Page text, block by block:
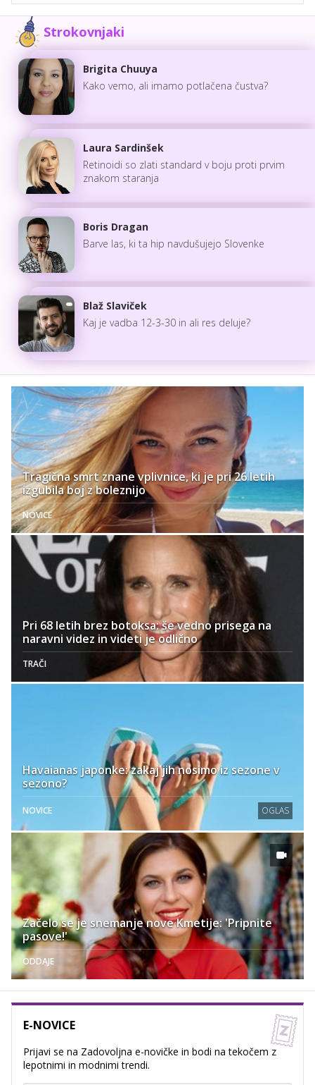
Strokovnjaki
Brigita Chuuya
Kako vemo, ali imamo potlačena čustva?
Laura Sardinšek
Retinoidi so zlati standard v boju proti prvim
znakom staranja
Boris Dragan
Barve las, ki ta hip navdušujejo Slovenke
Blaž Slaviček
Kaj je vadba 12-3-30 in ali res deluje?
Tragična smrt znane vplivnice, ki je pri 26 letih
izgubila boj z boleznijo
NOVICE
Pri 68 letih brez botoksa: še vedno prisega na
naravni videz in videti je odlično
TRAČI
Havaianas japonke: zakaj jih nosimo iz sezone v
sezono?
NOVICE OGLAS
Začelo se je snemanje nove Kmetije: 'Pripnite
pasove!'
ODDAJE
E-NOVICE
Prijavi se na Zadovoljna e-novičke in bodi na tekočem z
lepotnimi in modnimi trendi.